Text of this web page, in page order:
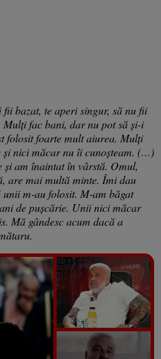
bazat, te aperi singur, să nu fii
fac bani, dar nu pot să și-i
folosit foarte mult aiurea. Mulți
și nici măcar nu îi cunoșteam. (…)
și am înaintat în vârstă. Omul,
are mai multă minte. Îmi dau
unii m-au folosit. M-am băgat
de pușcărie. Unii nici măcar
Mă gândesc acum dacă a